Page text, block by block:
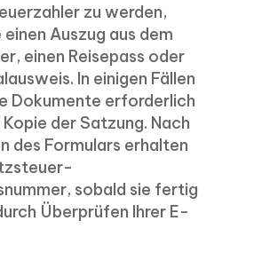
zu werden,
Auszug aus dem
einen Reisepass oder
In einigen Fällen
Dokumente erforderlich
Kopie der Satzung. Nach
des Formulars erhalten
sobald sie fertig
Überprüfen Ihrer E-